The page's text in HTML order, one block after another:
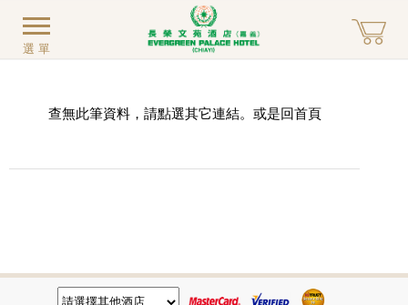
選單
查無此筆資料，請點選其它連結。或是回首頁